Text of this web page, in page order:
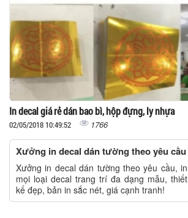
In decal giá rẻ dán bao bì, hộp đựng, ly nhựa
02/05/2018 10:49:52 1766
Xưởng in decal dán tường theo yêu cầu
Xưởng in decal dán tường theo yêu cầu, in
mọi loại decal trang trí đa dạng mẫu, thiết
kế đẹp, bản in sắc nét, giá cạnh tranh!